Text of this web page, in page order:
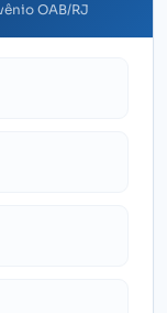
OAB/RJ